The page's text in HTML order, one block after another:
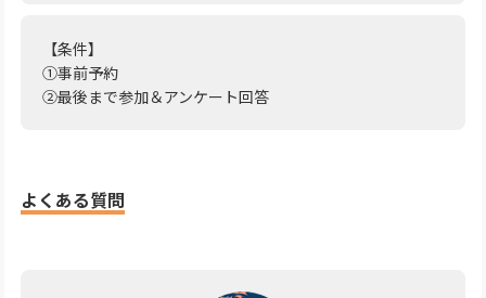
【条件】
①事前予約
②最後まで参加＆アンケート回答
よくある質問